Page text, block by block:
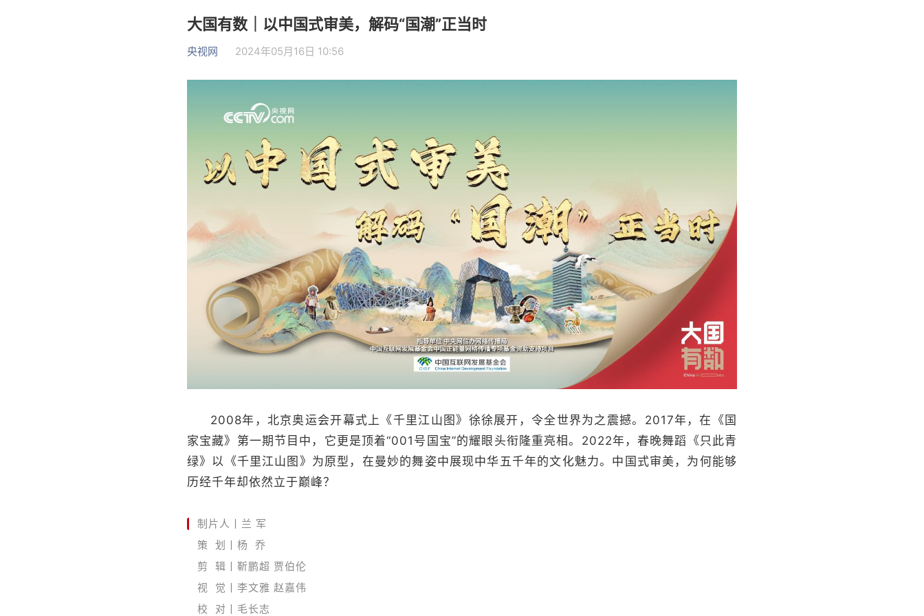
大国有数｜以中国式审美，解码“国潮”正当时
央视网 2024年05月16日 10:56
2008年，北京奥运会开幕式上《千里江山图》徐徐展开，令全世界为之震撼。2017年，在《国
家宝藏》第一期节目中，它更是顶着“001号国宝”的耀眼头衔隆重亮相。2022年，春晚舞蹈《只此青
绿》以《千里江山图》为原型，在曼妙的舞姿中展现中华五千年的文化魅力。中国式审美，为何能够
历经千年却依然立于巅峰？
制片人丨兰 军
策 划丨杨 乔
剪 辑丨靳鹏超 贾伯伦
视 觉丨李文雅 赵嘉伟
校 对丨毛长志